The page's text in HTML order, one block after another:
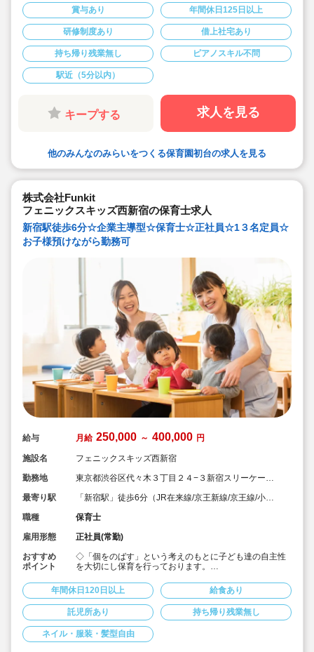
◇保育スタッフとして各園で勤務後、新園立ち上げ時に
園長や主任、本部スタッフなどキャリアアップも可能で
す！
◇社員寮や引越し準備金の支給もありますので、上京希
望の方もぜひご応募ください！
◇残業時間は4～10時間以内/月です（残業代支給あり）
◇ICTシステムの導入など、パソコンを使用し、業務時間
内で効率的に仕事に取り組めるよう工夫しています
◇年間休日 120日以上です
◇職員配置も工夫しています（土曜出勤や研修受講の代
休取得などを想定し職員を配置しています
◇その他、家族の看護休暇や介護休業、産育休など、い
ざという時の柔軟な休暇制度あり
◇育休取得率100％です（男性職員も育休を取得できる
◇病児保育や障害児保育など、多様な保育現場を持って
賞与あり 年間休日125日以上
研修制度あり 借上社宅あり
持ち帰り残業無し ピアノスキル不問
駅近（5分以内）
キープする 求人を見る
他のみんなのみらいをつくる保育園初台の求人を見る
株式会社Funkit
フェニックスキッズ西新宿の保育士求人
新宿駅徒歩6分☆企業主導型☆保育士☆正社員☆1３名定員☆
お子様預けながら勤務可
給与 月給 250,000 ～ 400,000 円
施設名
フェニックスキッズ西新宿
勤務地
東京都渋谷区代々木３丁目２４−３新宿スリーケービ
最寄り駅
「新宿駅」徒歩6分（JR在来線/京王新線/京王線/小田
職種
保育士
雇用形態
正社員(常勤)
おすすめ
ポイント
◇「個をのばす」という考えのもとに子ども達の自主性
を大切にし保育を行っております。
す♪
◇保育に配慮した範囲での髪色自由です♪
◇ICT導入により残業経験取り組み行っており、持ち帰り
仕事ありません♪
◇定員13名の為じっくり子ども達と関わる事ができます♪
◇職員給食ありでお昼の準備いりません♪
年間休日120日以上 給食あり
託児所あり 持ち帰り残業無し
ネイル・服装・髪型自由